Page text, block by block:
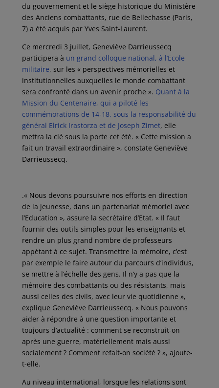
du gouvernement et le siège historique du Ministère
des Anciens combattants, rue de Bellechasse (Paris,
7) a été acquis par Yves Saint-Laurent.
Ce mercredi 3 juillet, Geneviève Darrieussecq
participera à un grand colloque national, à l’Ecole
militaire, sur les « perspectives mémorielles et
institutionnelles auxquelles le monde combattant
sera confronté dans un avenir proche ». Quant à la
Mission du Centenaire, qui a piloté les
commémorations de 14-18, sous la responsabilité du
général Elrick Irastorza et de Joseph Zimet, elle
mettra la clé sous la porte cet été. « Cette mission a
fait un travail extraordinaire », constate Geneviève
Darrieussecq.
.« Nous devons poursuivre nos efforts en direction
de la jeunesse, dans un partenariat mémoriel avec
l’Education », assure la secrétaire d’Etat. « Il faut
fournir des outils simples pour les enseignants et
rendre un plus grand nombre de professeurs
appétant à ce sujet. Transmettre la mémoire, c’est
par exemple le faire autour du parcours d’individus,
se mettre à l’échelle des gens. Il n’y a pas que la
mémoire des combattants ou des résistants, mais
aussi celles des civils, avec leur vie quotidienne »,
explique Geneviève Darrieussecq. « Nous pouvons
aider à répondre à une question importante et
toujours d’actualité : comment se reconstruit-on
après une guerre, matériellement mais aussi
socialement ? Comment refait-on société ? », ajoute-
t-elle.
Au niveau international, lorsque les relations sont